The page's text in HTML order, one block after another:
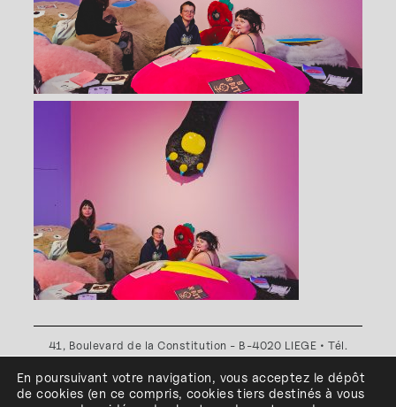
41, Boulevard de la Constitution - B-4020 LIEGE • Tél.
Plan d'accès•Politique de confidentialité•Politique de
cookies•Conditions générales
En poursuivant votre navigation, vous acceptez le dépôt
de cookies (en ce compris, cookiestiers destinés à vous